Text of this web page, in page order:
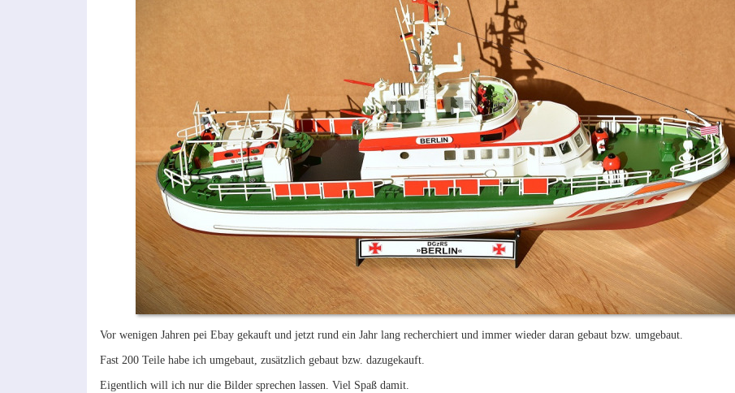
Vor wenigen Jahren pei Ebay gekauft und jetzt rund ein Jahr lang recherchiert und immer wieder daran gebaut bzw. umgebaut.
Fast 200 Teile habe ich umgebaut, zusätzlich gebaut bzw. dazugekauft.
Eigentlich will ich nur die Bilder sprechen lassen. Viel Spaß damit.